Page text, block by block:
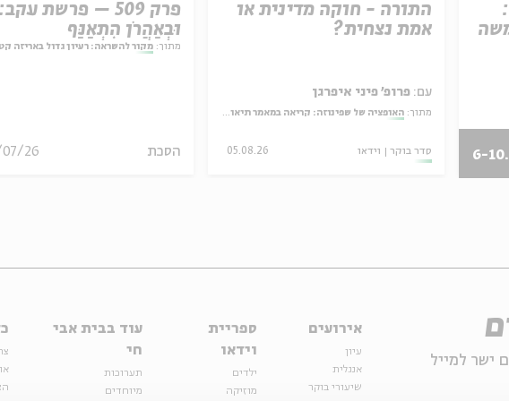
פרק 509 – פרשת עקב:
וּבְאַהֲרֹן הִתְאַנַּף
מתוך: מקור להשראה: רעיון גדול באריזה
הסכת 26
התורה - חוקה מדינית או
אמת נצחית?
עם: פרופ' פיני איפרגן
מתוך: האופציה של שפינוזה: קריאה במאמר תיאולוגי־מדיני
סדר בוקר וידאו 05.08.26 6-
ישר למייל
אירועים
עיון
אנגלית
שיעורי בוקר
ספריית
וידאו
ילדים
מוזיקה
עוד בבית אבי
חי
תערוכות
מיוחדים